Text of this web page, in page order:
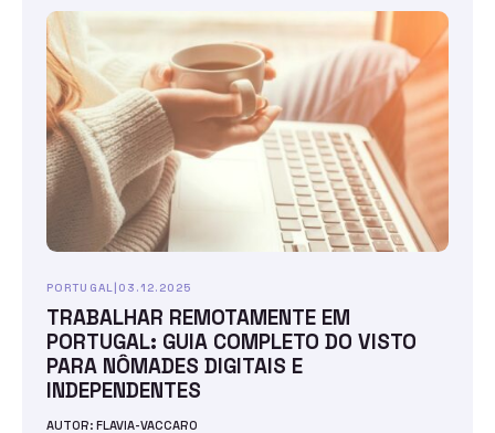
PORTUGAL 03.12.2025
TRABALHAR REMOTAMENTE EM
PORTUGAL: GUIA COMPLETO DO VISTO
PARA NÔMADES DIGITAIS E
INDEPENDENTES
AUTOR: FLAVIA-VACCARO